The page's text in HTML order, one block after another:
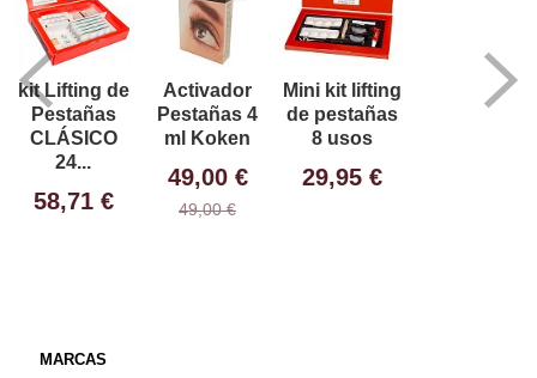
MARCAS
kit Lifting de
Pestañas
CLÁSICO
24...
58,71 €
Activador
Pestañas 4
ml Koken
49,00 €
49,00 €
Mini kit lifting
de pestañas
8 usos
29,95 €